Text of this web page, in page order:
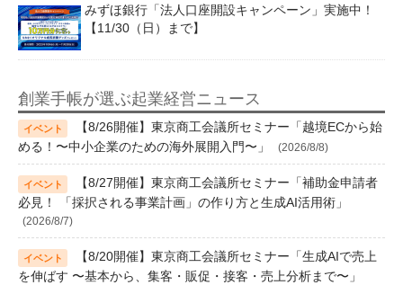
みずほ銀行「法人口座開設キャンペーン」実施中！
【11/30（日）まで】
創業手帳が選ぶ起業経営ニュース
【8/26開催】東京商工会議所セミナー「越境ECから始
める！〜中小企業のための海外展開入門〜」
(2026/8/8)
【8/27開催】東京商工会議所セミナー「補助金申請者
必見！ 「採択される事業計画」の作り方と生成AI活用術」
(2026/8/7)
【8/20開催】東京商工会議所セミナー「生成AIで売上
を伸ばす 〜基本から、集客・販促・接客・売上分析まで〜」